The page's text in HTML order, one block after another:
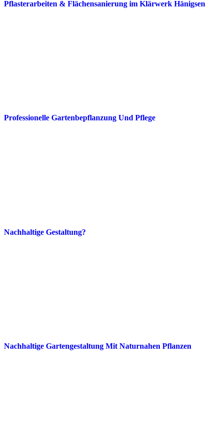
Pflasterarbeiten & Flächensanierung im Klärwerk Hänigsen
Professionelle Gartenbepflanzung Und Pflege
Nachhaltige Gestaltung?
Nachhaltige Gartengestaltung Mit Naturnahen Pflanzen